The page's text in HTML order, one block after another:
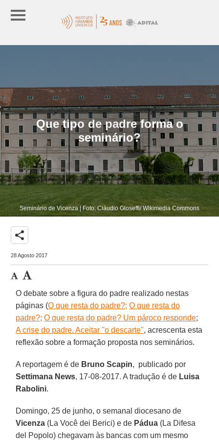
Que tipo de padre forma o
seminário?
Seminário de Vicenza | Foto: Cláudio Gloseffi/ Wikimedia Commons
share
28 Agosto 2017
O debate sobre a figura do padre realizado nestas
páginas (O que resta do padre?; O que resta do
padre?; O que resta do padre? Um pároco responde;
A crise do padre. Aceitar "o descarte", acrescenta esta
reflexão sobre a formação proposta nos seminários.
A reportagem é de Bruno Scapin, publicado por
Settimana News, 17-08-2017. A tradução é de Luisa
Rabolini.
Domingo, 25 de junho, o semanal diocesano de
Vicenza (La Você dei Berici) e de Pádua (La Difesa
del Popolo) chegavam às bancas com um mesmo